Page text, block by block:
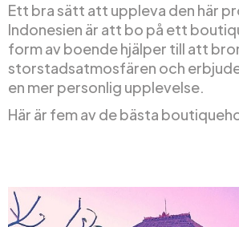
Ett bra sätt att uppleva den här
Indonesien är att bo på ett
form av boende hjälper till att
storstadsatmosfären och
en mer personlig upplevelse.
Här är fem av de bästa